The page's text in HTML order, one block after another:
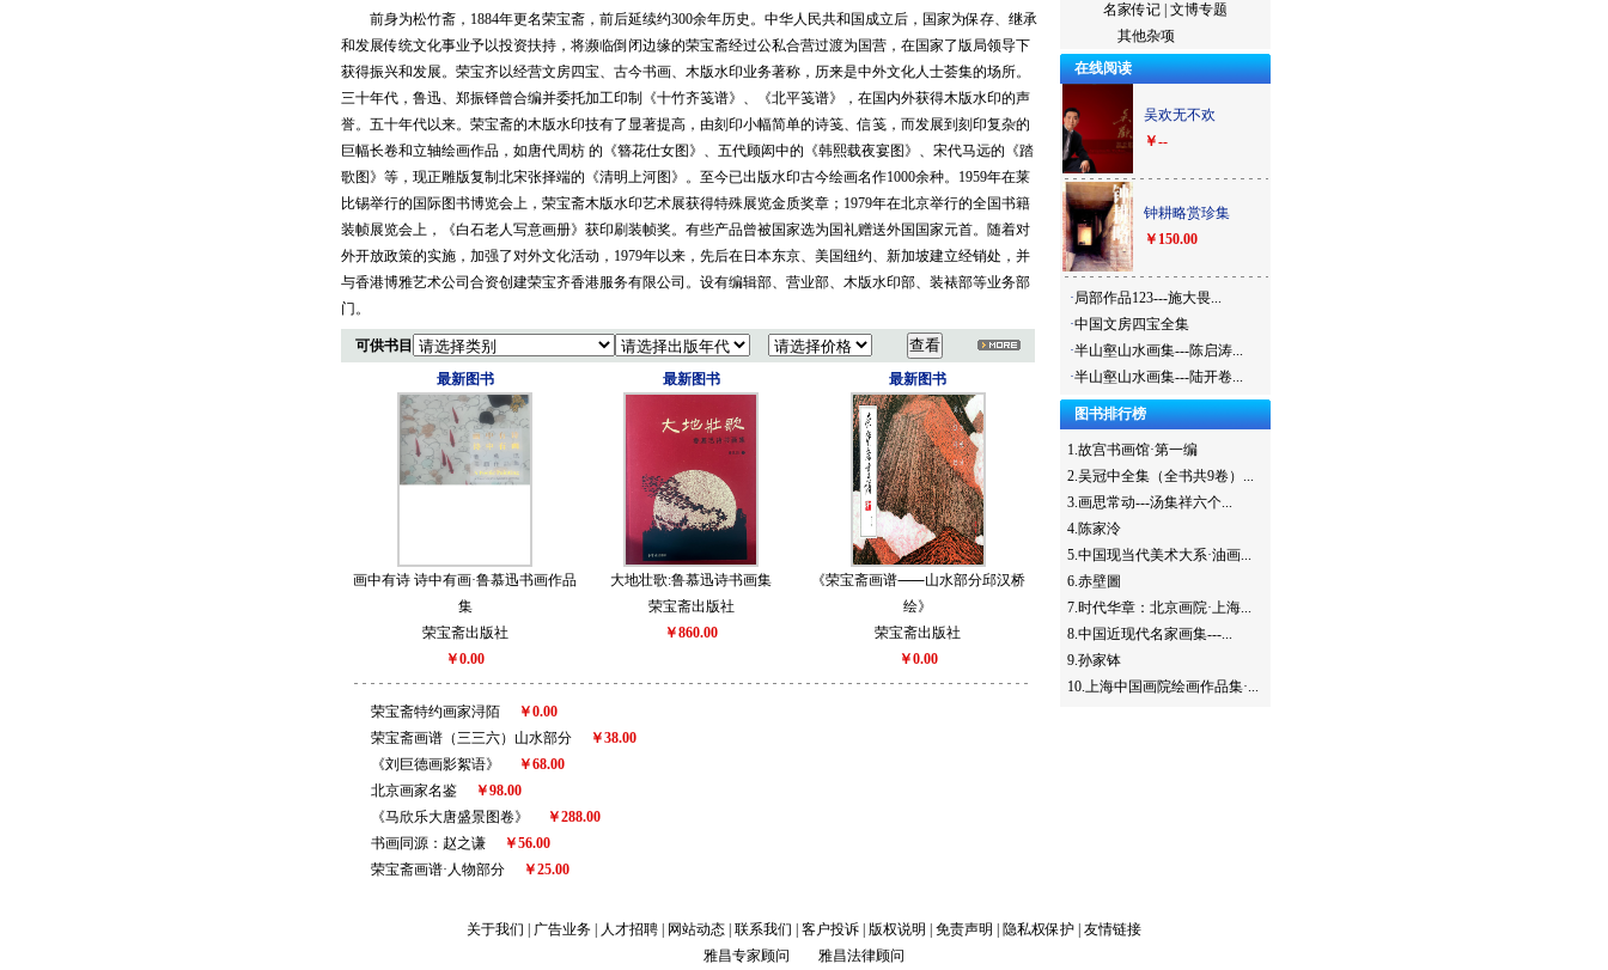
前身为松竹斋，1884年更名荣宝斋，前后延续约300余年历史。中华人民共和国成立后，国家为保存、继承
和发展传统文化事业予以投资扶持，将濒临倒闭边缘的荣宝斋经过公私合营过渡为国营，在国家了版局领导下
获得振兴和发展。荣宝齐以经营文房四宝、古今书画、木版水印业务著称，历来是中外文化人士荟集的场所。
三十年代，鲁迅、郑振铎曾合编并委托加工印制《十竹齐笺谱》、《北平笺谱》，在国内外获得木版水印的声
誉。五十年代以来。荣宝斋的木版水印技有了显著提高，由刻印小幅简单的诗笺、信笺，而发展到刻印复杂的
巨幅长卷和立轴绘画作品，如唐代周枋 的《簪花仕女图》、五代顾闳中的《韩熙载夜宴图》、宋代马远的《踏
歌图》等，现正雕版复制北宋张择端的《清明上河图》。至今已出版水印古今绘画名作1000余种。1959年在莱
比锡举行的国际图书博览会上，荣宝斋木版水印艺术展获得特殊展览金质奖章；1979年在北京举行的全国书籍
装帧展览会上，《白石老人写意画册》获印刷装帧奖。有些产品曾被国家选为国礼赠送外国国家元首。随着对
外开放政策的实施，加强了对外文化活动，1979年以来，先后在日本东京、美国纽约、新加坡建立经销处，并
与香港博雅艺术公司合资创建荣宝齐香港服务有限公司。设有编辑部、营业部、木版水印部、装裱部等业务部
门。
可供书目
最新图书
画中有诗 诗中有画·鲁慕迅书画作品
集
荣宝斋出版社
￥0.00
最新图书
大地壮歌:鲁慕迅诗书画集
荣宝斋出版社
￥860.00
最新图书
《荣宝斋画谱⸺山水部分邱汉桥
绘》
荣宝斋出版社
￥0.00
荣宝斋特约画家浔陌
￥0.00
荣宝斋画谱（三三六）山水部分
￥38.00
《刘巨德画影絮语》
￥68.00
北京画家名鉴
￥98.00
《马欣乐大唐盛景图卷》
￥288.00
书画同源：赵之谦
￥56.00
荣宝斋画谱·人物部分
￥25.00
名家传记 文博专题
其他杂项
在线阅读
吴欢无不欢
￥--
钟耕略赏珍集
￥150.00
·局部作品123---施大畏...
·中国文房四宝全集
·半山壑山水画集---陈启涛...
·半山壑山水画集---陆开卷...
图书排行榜
1.故宫书画馆·第一编
2.吴冠中全集（全书共9卷）...
3.画思常动---汤集祥六个...
4.陈家泠
5.中国现当代美术大系·油画...
6.赤壁圖
7.时代华章：北京画院·上海...
8.中国近现代名家画集---...
9.孙家钵
10.上海中国画院绘画作品集·...
关于我们 广告业务 人才招聘 网站动态 联系我们 客户投诉 版权说明 免责声明 隐私权保护 友情链接
雅昌专家顾问
雅昌法律顾问